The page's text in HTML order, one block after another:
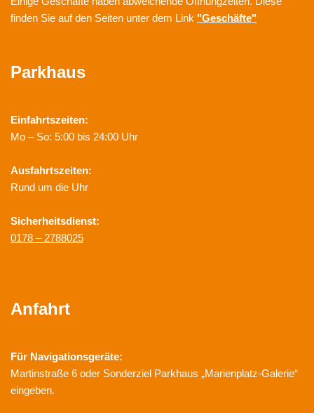
finden Sie auf den Seiten unter dem Link "Geschäfte"
Parkhaus
Einfahrtszeiten:
Mo – So: 5:00 bis 24:00 Uhr
Ausfahrtszeiten:
Rund um die Uhr
Sicherheitsdienst:
0178 – 2788025
Anfahrt
Für Navigationsgeräte:
Martinstraße 6 oder Sonderziel Parkhaus „Marienplatz-Galerie“
eingeben.